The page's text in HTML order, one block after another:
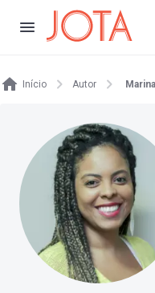
Início Autor